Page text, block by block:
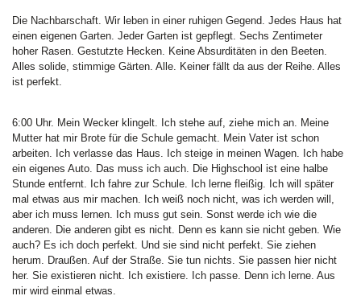
Die Nachbarschaft. Wir leben in einer ruhigen Gegend. Jedes Haus hat
einen eigenen Garten. Jeder Garten ist gepflegt. Sechs Zentimeter
hoher Rasen. Gestutzte Hecken. Keine Absurditäten in den Beeten.
Alles solide, stimmige Gärten. Alle. Keiner fällt da aus der Reihe. Alles
ist perfekt.
6:00 Uhr. Mein Wecker klingelt. Ich stehe auf, ziehe mich an. Meine
Mutter hat mir Brote für die Schule gemacht. Mein Vater ist schon
arbeiten. Ich verlasse das Haus. Ich steige in meinen Wagen. Ich habe
ein eigenes Auto. Das muss ich auch. Die Highschool ist eine halbe
Stunde entfernt. Ich fahre zur Schule. Ich lerne fleißig. Ich will später
mal etwas aus mir machen. Ich weiß noch nicht, was ich werden will,
aber ich muss lernen. Ich muss gut sein. Sonst werde ich wie die
anderen. Die anderen gibt es nicht. Denn es kann sie nicht geben. Wie
auch? Es ich doch perfekt. Und sie sind nicht perfekt. Sie ziehen
herum. Draußen. Auf der Straße. Sie tun nichts. Sie passen hier nicht
her. Sie existieren nicht. Ich existiere. Ich passe. Denn ich lerne. Aus
mir wird einmal etwas.